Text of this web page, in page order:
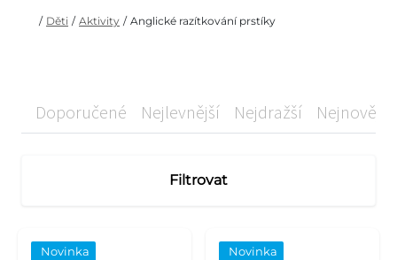
/ Děti / Aktivity / Anglické razítkování prstíky
Doporučené Nejlevnější Nejdražší Nejnovější
Filtrovat
Novinka Novinka